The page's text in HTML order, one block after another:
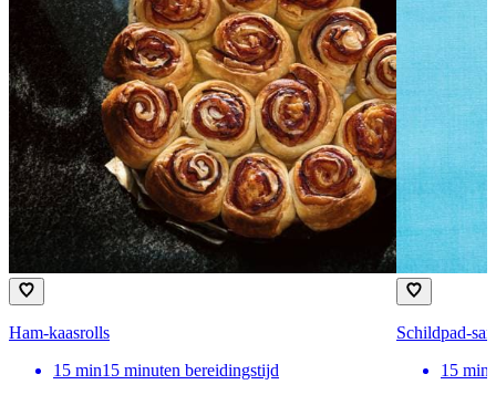
Ham-kaasrolls
15 min15 minuten bereidingstijd
Schildpad-
15 min